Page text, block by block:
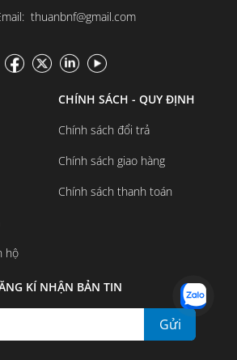
thuanbnf@gmail.com
hộ
CHÍNH SÁCH - QUY ĐỊNH
Chính sách đổi trả
Chính sách giao hàng
Chính sách thanh toán
KÍ NHẬN BẢN TIN
Gửi